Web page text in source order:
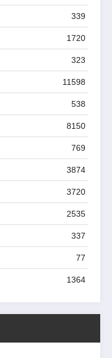
339
1720
323
11598
538
8150
769
3874
3720
2535
337
77
1364